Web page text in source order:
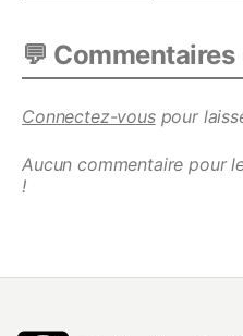
💬 Commentaires
Connectez-vouspour
Aucun commentaire pour
!